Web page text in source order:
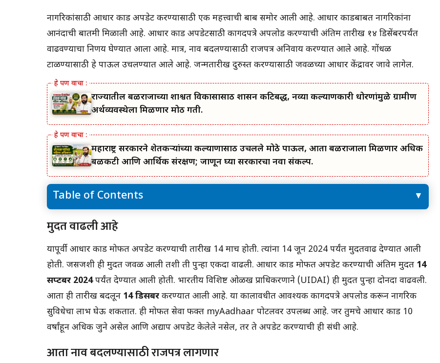
नागरिकांसाठी आधार कार्ड अपडेट करण्यासाठी एक महत्त्वाची बाब समोर आली आहे. आधार कार्डबाबत नागरिकांना
आनंदाची बातमी मिळाली आहे. आधार कार्ड अपडेटसाठी कागदपत्रे अपलोड करण्याची अंतिम तारीख १४ डिसेंबरपर्यंत
वाढवण्याचा निर्णय घेण्यात आला आहे. मात्र, नाव बदलण्यासाठी राजपत्र अनिवार्य करण्यात आले आहे. गोंधळ
टाळण्यासाठी हे पाऊल उचलण्यात आले आहे. जन्मतारीख दुरुस्त करण्यासाठी जवळच्या आधार केंद्रावर जावे लागेल.
राज्यातील बळीराजाच्या शाश्वत विकासासाठी शासन कटिबद्ध, नव्या कल्याणकारी धोरणांमुळे ग्रामीण
अर्थव्यवस्थेला मिळणार मोठी गती.
महाराष्ट्र सरकारने शेतकऱ्यांच्या कल्याणासाठी उचलले मोठे पाऊल, आता बळीराजाला मिळणार अधिक
बळकटी आणि आर्थिक संरक्षण; जाणून घ्या सरकारचा नवा संकल्प.
Table of Contents
मुदत वाढली आहे
या पोर्टलवर आधार कार्ड अपडेट करा
मुदत वाढली आहे
यापूर्वी आधार कार्ड मोफत अपडेट करण्याची तारीख 14 मार्च होती. त्यांना 14 जून 2024 पर्यंत मुदतवाढ देण्यात आली
होती. जसजशी ही मुदत जवळ आली तशी ती पुन्हा एकदा वाढली. आधार कार्ड मोफत अपडेट करण्याची अंतिम मुदत 14
सप्टेंबर 2024पर्यंत देण्यात आली होती. भारतीय विशिष्ट ओळख प्राधिकरणाने (UIDAI) ही मुदत पुन्हा दोनदा वाढवली.
आता ही तारीख बदलून 14 डिसेंबर करण्यात आली आहे. या कालावधीत आवश्यक कागदपत्रे अपलोड करून नागरिक
सुविधेचा लाभ घेऊ शकतात. ही मोफत सेवा फक्त myAadhaar पोर्टलवर उपलब्ध आहे. जर तुमचे आधार कार्ड 10
वर्षांहून अधिक जुने असेल आणि अद्याप अपडेट केलेले नसेल, तर ते अपडेट करण्याची ही संधी आहे.
आता नाव बदलण्यासाठी राजपत्र लागणार